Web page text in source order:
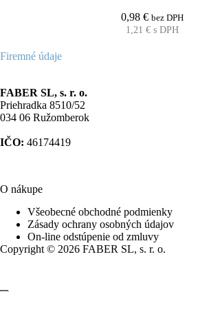
0,98€ bez DPH
1,21€ s DPH
Firemné údaje
FABER SL, s. r. o.
Priehradka 8510/52
034 06 Ružomberok
IČO: 46174419
O nákupe
Všeobecné obchodné podmienky
Zásady ochrany osobných údajov
On-line odstúpenie od zmluvy
Copyright © 2026 FABER SL, s. r. o.